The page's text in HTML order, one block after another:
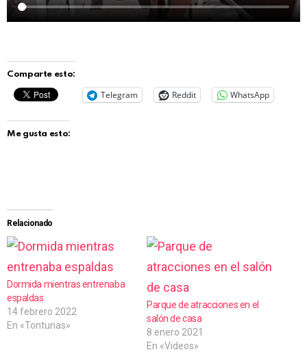
Comparte esto:
Telegram Reddit WhatsApp
Me gusta esto:
Relacionado
Dormida mientras entrenaba
espaldas
14 febrero 2022
En «Tontunas»
Parque de atracciones en el
salón de casa
8 enero 2021
En «Videos»